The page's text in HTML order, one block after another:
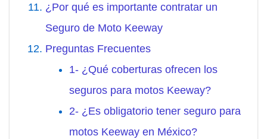
¿Por qué es importante contratar un
Seguro de Moto Keeway
Preguntas Frecuentes
1- ¿Qué coberturas ofrecen los
seguros para motos Keeway?
2- ¿Es obligatorio tener seguro para
motos Keeway en México?